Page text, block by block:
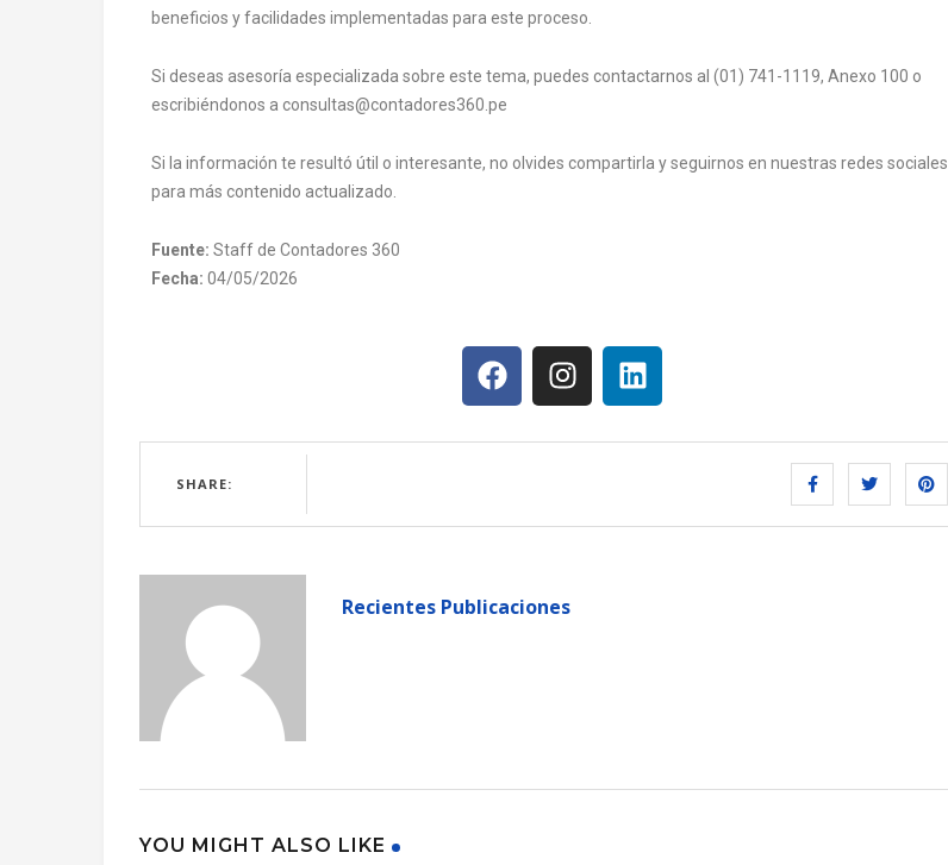
beneficios y facilidades implementadas para este proceso.
Si deseas asesoría especializada sobre este tema, puedes contactarnos al (01) 741-1119, Anexo 100 o
escribiéndonos a consultas@contadores360.pe
Si la información te resultó útil o interesante, no olvides compartirla y seguirnos en nuestras redes sociales
para más contenido actualizado.
Fuente: Staff de Contadores 360
Fecha: 04/05/2026
SHARE:
Recientes Publicaciones
YOU MIGHT ALSO LIKE